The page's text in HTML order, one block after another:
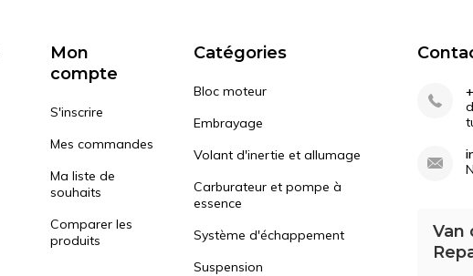
Mon
compte
S'inscrire
Mes commandes
Ma liste de
souhaits
Comparer les
produits
Catégories
Bloc moteur
Embrayage
Volant d'inertie et allumage
Carburateur et pompe à
essence
Système d'échappement
Suspension
Van